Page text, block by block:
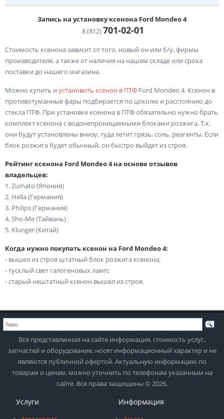
Запись на установку ксенона Ford Mondeo 4
8 (812)701-02-01
Стоимость ксенона зависит от того, новый он или б/у, фирмы
производителя, а также от наличия на нашем складе или срока
поставки до нашего магазина.
Можно купить и установить ксенон в ПТФ Ford Mondeo 4. Ксенон в
противотуманные фары подбирается по цоколю и расстоянию до
стекла ПТФ. При установке ксенона в ПТФ обязательно нужно брать
комплект ксенона с водонепроницаемыми блоками розжига. Т.к.
они будут установлены внизу, туда летит грязь, соль, реагенты. Если
блок розжига будет обычный, он быстро выйдет из строя.
Рейтинг ксенона Ford Mondeo 4 на основе отзывов
владельцев:
1. Zumato (Япония)
2. Hella (Германия)
3. Philips (Германия)
4. Sho-Me (Тайвань)
5. Klunger (Китай)
Когда нужно покупать ксенон на Ford Mondeo 4:
- вышел из строя штатный блок розжига ксенона;
- тусклый свет галогеновых ламп;
- старый нештатный ксенон вышел из строя.
Вся представленная на сайте информация, стоимость услуг,
запчастей и оборудование, носят информационный характер и не
являются публичной офертой. Актуальную информацию по
товарам и ценам, можно уточнить по телефонам указанным на
сайте. Все права защищены © 2026,
Услуги Информация